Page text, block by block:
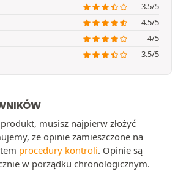
3.5/5
4.5/5
4/5
3.5/5
musisz najpierw złożyć
że opinie zamieszczone na
procedury kontroli. Opinie są
w porządku chronologicznym.